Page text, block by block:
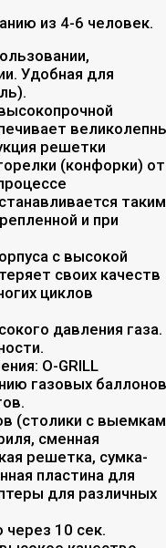
из 4-6 человек.
Удобная для
решетки
(конфорки) от
таким
и при
с высокой
своих качеств
циклов
давления газа.
O-GRILL
газовых баллонов
(столики с
сменная
решетка, сумка-
пластина для
для различных
через 10 сек.